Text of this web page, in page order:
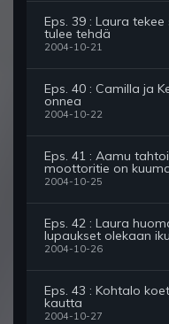
Eps. 39 : Laura
tulee tehdä
2004-10-21
Eps. 40 : Camilla ja
onnea
2004-10-22
Eps. 41 : Aamu
moottoritie on
2004-10-25
Eps. 42 : Laura
lupaukset olekaan
2004-10-26
Eps. 43 : Kohtalo
kautta
2004-10-27